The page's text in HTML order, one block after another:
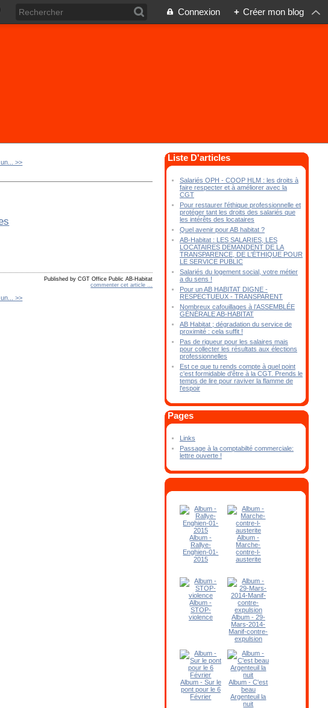
Connexion + Créer mon blog
>>
Published by CGT Office Public AB-Habitat
commenter cet article …
>>
Liste D'articles
Salariés OPH - COOP HLM : les droits à
faire respecter et à améliorer avec la
CGT
Pour restaurer l'éthique professionnelle et
protéger tant les droits des salariés que
les intérêts des locataires
Quel avenir pour AB habitat ?
AB-Habitat : LES SALARIES, LES
LOCATAIRES DEMANDENT DE LA
TRANSPARENCE, DE L'ÉTHIQUE POUR
LE SERVICE PUBLIC
Salariés du logement social, votre métier
a du sens !
Pour un AB HABITAT DIGNE -
RESPECTUEUX - TRANSPARENT
Nombreux cafouillages à l’ASSEMBLÉE
GÉNÉRALE AB-HABITAT
AB Habitat ; dégradation du service de
proximité : cela suffit !
Pas de rigueur pour les salaires mais
pour collecter les résultats aux élections
professionnelles
Est ce que tu rends compte à quel point
c'est formidable d'être à la CGT. Prends le
temps de lire pour raviver la flamme de
l'espoir
Pages
Links
Passage à la comptabilté commerciale:
lettre ouverte !
Album -
Rallye-
Enghien-01-
2015
Album -
Marche-
contre-l-
austerite
Album -
STOP-
violence
Album - 29-
Mars-2014-
Manif-contre-
expulsion
Album - Sur le
pont pour le 6
Février
Album - C'est
beau
Argenteuil la
nuit